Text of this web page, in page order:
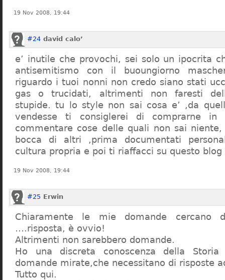
19 Nov 2008, 19:44
#24 david calo’
e’ inutile che provochi, sei solo un ipocrita
antisemitismo con il buoungiorno
riguardo i tuoi nonni non credo siano stati
gas o trucidati, altrimenti non faresti
stupide. tu lo style non sai cosa e’ ,da
vendesse ti consiglerei di comprarne in
commentare cose delle quali non sai
bocca di altri ,prima documentati
cultura propria e poi ti riaffacci su questo blog
19 Nov 2008, 19:44
#25 Erwin
Chiaramente le mie domande cercano
….risposta, è ovvio!
Altrimenti non sarebbero domande.
Ho una discreta conoscenza della
domande mirate,che necessitano di risposte
Tutto qui.